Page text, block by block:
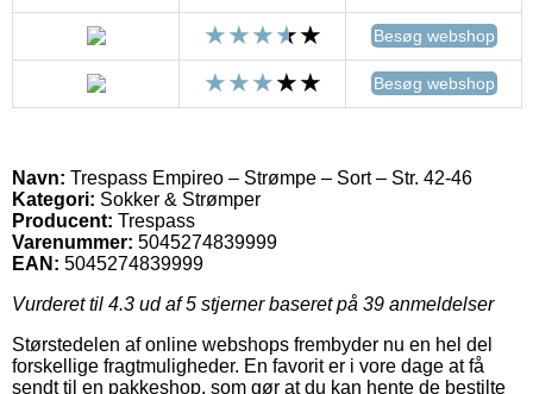
Besøg webshop
Besøg webshop
Navn: Trespass Empireo – Strømpe – Sort – Str. 42-46
Kategori: Sokker & Strømper
Producent: Trespass
Varenummer: 5045274839999
EAN: 5045274839999
Vurderet til 4.3 ud af 5 stjerner baseret på 39 anmeldelser
Størstedelen af online webshops frembyder nu en hel del
forskellige fragtmuligheder. En favorit er i vore dage at få
sendt til en pakkeshop, som gør at du kan hente de bestilte